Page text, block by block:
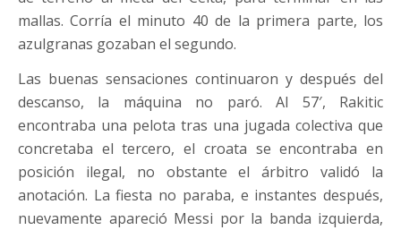
mallas. Corría el minuto 40 de la primera parte, los
azulgranas gozaban el segundo.
Las buenas sensaciones continuaron y después del
descanso, la máquina no paró. Al 57′, Rakitic
encontraba una pelota tras una jugada colectiva que
concretaba el tercero, el croata se encontraba en
posición ilegal, no obstante el árbitro validó la
anotación. La fiesta no paraba, e instantes después,
nuevamente apareció Messi por la banda izquierda,